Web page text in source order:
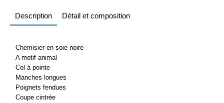
Description Détail et composition
Chemisier en soie noire
A motif animal
Col à pointe
Manches longues
Poignets fendues
Coupe cintrée